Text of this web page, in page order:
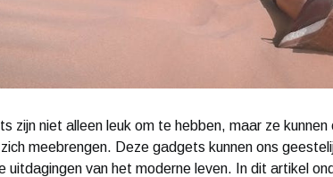
zijn niet alleen leuk om te hebben, maar ze
meebrengen. Deze gadgets kunnen ons
uitdagingen van het moderne leven. In dit artikel